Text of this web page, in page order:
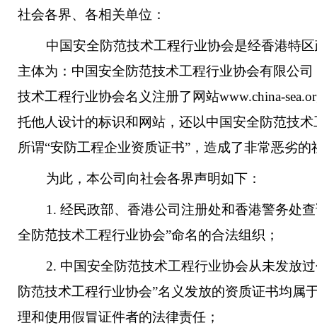
社会各界、各相关单位：
中国安全防范技术工程行业协会是经香港特
主体为：中国安全防范技术工程行业协会有限公
技术工程行业协会名义注册了网站www.china-
托他人设计的标识和网站，还以中国安全防范技
所谓“安防工程企业资质证书”，造成了非常恶劣
为此，本公司向社会各界声明如下：
1. 经民政部、香港公司注册处和香港警务处
全防范技术工程行业协会”命名的合法组织；
2. 中国安全防范技术工程行业协会从未发放
防范技术工程行业协会”名义发放的资质证书均属
理和使用假冒证件者的法律责任；